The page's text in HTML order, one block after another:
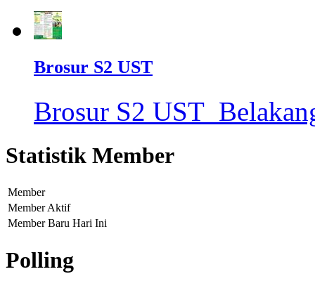
Brosur S2 UST
Brosur S2
Statistik Member
Member
Member Aktif
Member Baru Hari Ini
Polling